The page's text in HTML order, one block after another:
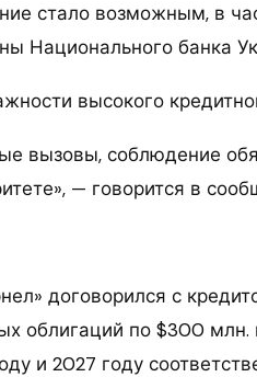
стало возможным, в
Национального банка
высокого
вызовы, соблюдение
— говорится в
договорился с
облигаций по $300 млн.
и 2027 году